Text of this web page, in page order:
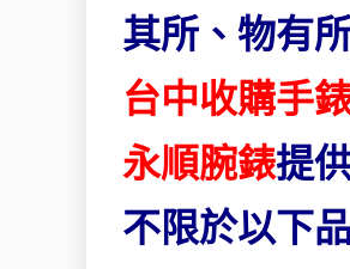
其所、物有
台中收購手
永順腕錶提
不限於以下